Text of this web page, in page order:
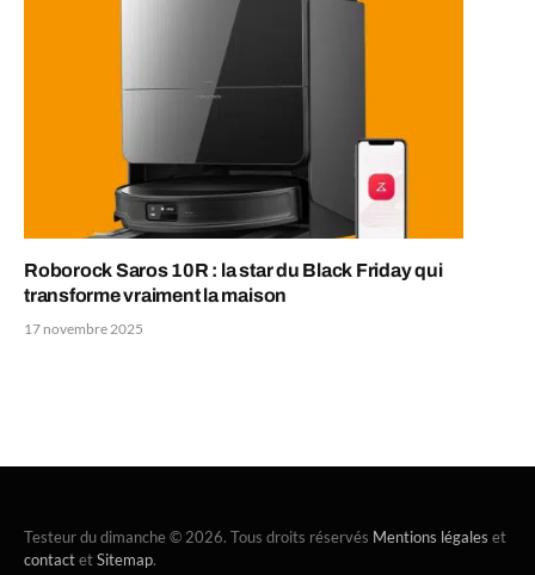
Roborock Saros 10R : la star du Black Friday qui
transforme vraiment la maison
17 novembre 2025
Testeur du dimanche © 2026. Tous droits réservés Mentions légales et
contactetSitemap.